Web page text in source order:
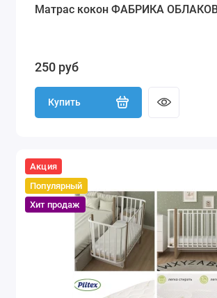
Матрас кокон ФАБРИКА
250 руб
Купить
Акция
Популярный
Хит продаж